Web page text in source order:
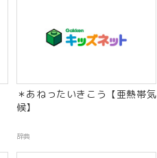
＊あねったいきこう【亜熱帯気
候】
辞典